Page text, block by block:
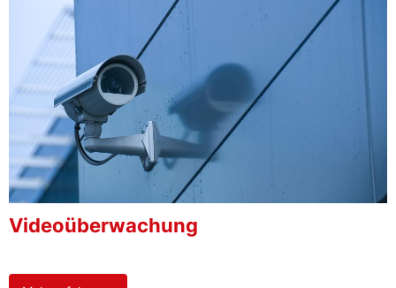
Videoüberwachung